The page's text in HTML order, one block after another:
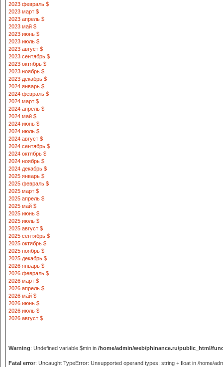
2023 февраль $
2023 март $
2023 апрель $
2023 май $
2023 июнь $
2023 июль $
2023 август $
2023 сентябрь $
2023 октябрь $
2023 ноябрь $
2023 декабрь $
2024 январь $
2024 февраль $
2024 март $
2024 апрель $
2024 май $
2024 июнь $
2024 июль $
2024 август $
2024 сентябрь $
2024 октябрь $
2024 ноябрь $
2024 декабрь $
2025 январь $
2025 февраль $
2025 март $
2025 апрель $
2025 май $
2025 июнь $
2025 июль $
2025 август $
2025 сентябрь $
2025 октябрь $
2025 ноябрь $
2025 декабрь $
2026 январь $
2026 февраль $
2026 март $
2026 апрель $
2026 май $
2026 июнь $
2026 июль $
2026 август $
Warning: Undefined variable $min in /home/admin/web/phinance.ru/public_html/
Fatal error: Uncaught TypeError: Unsupported operand types: string + float in /home/